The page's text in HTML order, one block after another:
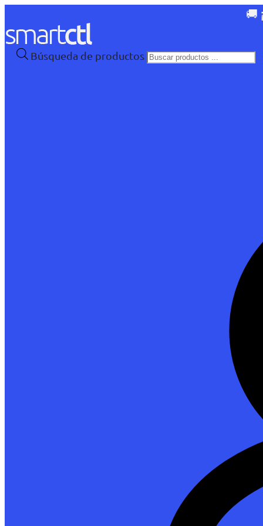
🚚
Búsqueda de productos